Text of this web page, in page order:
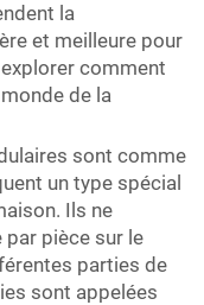
la
et meilleure pour
comment
de la
sont comme
un type spécial
Ils ne
pièce sur le
parties de
sont appelées